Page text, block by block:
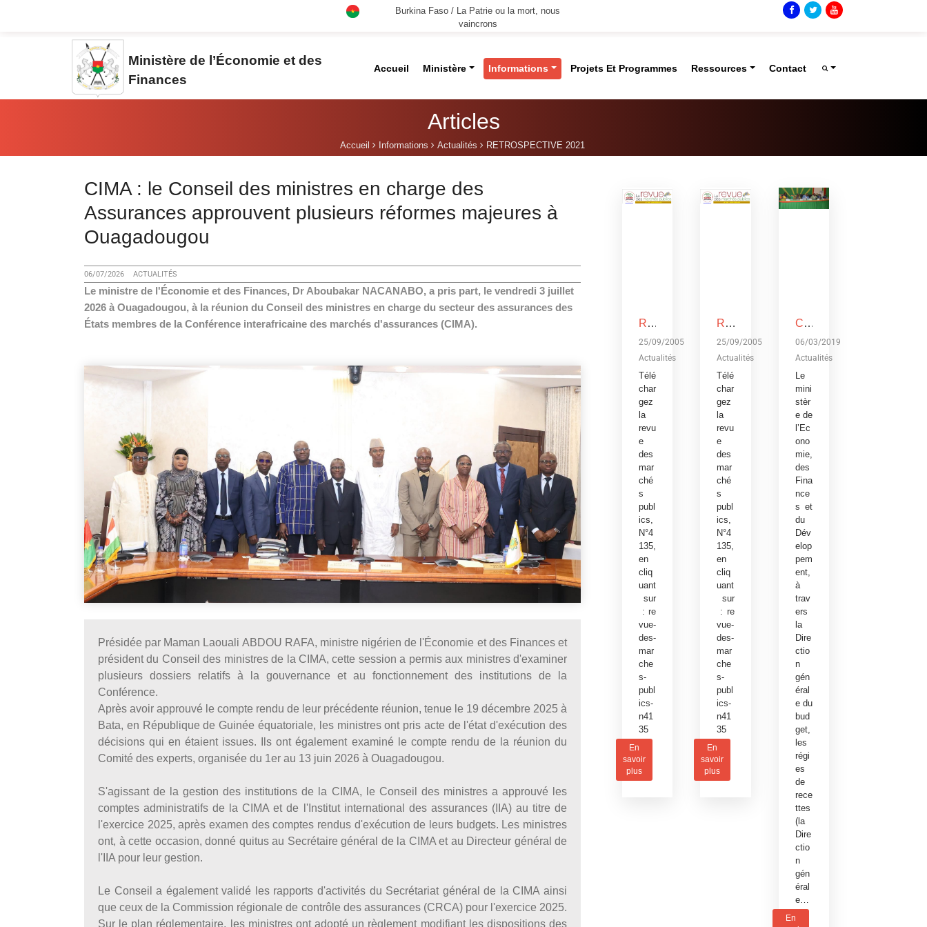
Burkina Faso / La Patrie ou la mort, nous
vaincrons
Ministère de l’Économie et des
Finances
Accueil Ministère Informations Projets Et Programmes Ressources Contact
Articles
Accueil Informations Actualités RETROSPECTIVE 2021
CIMA : le Conseil des ministres en charge des
Assurances approuvent plusieurs réformes majeures à
Ouagadougou
06/07/2026 ACTUALITÉS
Le ministre de l'Économie et des Finances, Dr Aboubakar NACANABO, a pris part, le vendredi 3 juillet
2026 à Ouagadougou, à la réunion du Conseil des ministres en charge du secteur des assurances des
États membres de la Conférence interafricaine des marchés d'assurances (CIMA).
Présidée par Maman Laouali ABDOU RAFA, ministre nigérien de l'Économie et des Finances et
président du Conseil des ministres de la CIMA, cette session a permis aux ministres d'examiner
plusieurs dossiers relatifs à la gouvernance et au fonctionnement des institutions de la
Conférence.
Après avoir approuvé le compte rendu de leur précédente réunion, tenue le 19 décembre 2025 à
Bata, en République de Guinée équatoriale, les ministres ont pris acte de l'état d'exécution des
décisions qui en étaient issues. Ils ont également examiné le compte rendu de la réunion du
Comité des experts, organisée du 1er au 13 juin 2026 à Ouagadougou.
S'agissant de la gestion des institutions de la CIMA, le Conseil des ministres a approuvé les
comptes administratifs de la CIMA et de l'Institut international des assurances (IIA) au titre de
l'exercice 2025, après examen des comptes rendus d'exécution de leurs budgets. Les ministres
ont, à cette occasion, donné quitus au Secrétaire général de la CIMA et au Directeur général de
l'IIA pour leur gestion.
Le Conseil a également validé les rapports d'activités du Secrétariat général de la CIMA ainsi
que ceux de la Commission régionale de contrôle des assurances (CRCA) pour l'exercice 2025.
Sur le plan réglementaire, les ministres ont adopté un règlement modifiant les dispositions des
REVUE DES MARCHES PUBLICS, N°4135
25/09/2005
Actualités
Télé
char
gez
la
revu
e
des
mar
ché
s
publ
ics,
N°4
135,
en
cliq
uant
sur
:re
vue-
des-
mar
che
s-
publ
ics-
n41
35
En
savoir
plus
REVUE DES MARCHES PUBLICS, N°4135
25/09/2005
Actualités
Télé
char
gez
la
revu
e
des
mar
ché
s
publ
ics,
N°4
135,
en
cliq
uant
sur
: re
vue-
des-
mar
che
s-
publ
ics-
n41
35
En
savoir
plus
Conférence publique sur le budget de l’Etat, exercice 2019: Devoir de transparence vis-à-vis des citoyens burkinabè
06/03/2019
Actualités
Le
mini
stèr
e de
l’Ec
ono
mie,
des
Fina
nce
s et
du
Dév
elop
pem
ent,
à
trav
ers
la
Dire
ctio
n
gén
éral
e du
bud
get,
les
régi
es
de
rece
ttes
(la
Dire
ctio
n
gén
éral
e…
En